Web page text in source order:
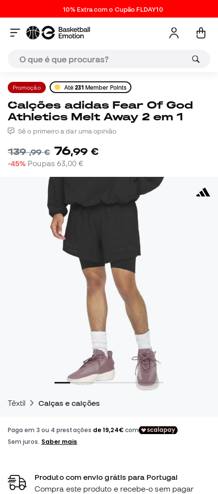
10% Extra com o Cupão FLDAY10
Promoção Até 231 Member Points
Calções adidas Fear Of God
Athletics Melt Away 2 em 1
Sê o primeiro a dar uma opinião
139,99 € 76,99 €
-45% Poupas 63,00 €
Têxtil Calças e calções
Produto com envio grátis para Portugal
Compra este produto e recebe-o sem pagar